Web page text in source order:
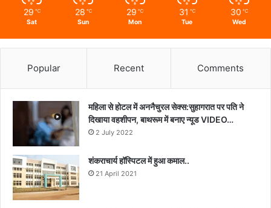
29 ℃
Sat
28 ℃
Sun
29 ℃
Mon
31 ℃
Tue
30 ℃
Wed
Popular Recent Comments
महिला से होटल में अननैचुरल सेक्स:सुहागरात पर पति ने
दिखाया वहशीपन, बाथरूम में बनाए न्यूड VIDEO…
2 July 2022
शंकराचार्य हॉस्पिटल में हुआ कमाल..
21 April 2021